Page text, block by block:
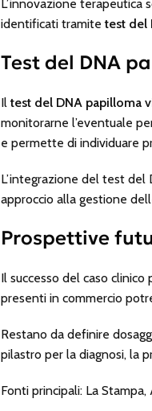
L’innovazione
identificati tramitetest del
Test del DNA
Iltest del DNA papilloma
monitorarne l’eventuale
e permette di individuare
L’integrazione del test del
approccio alla gestione
Prospettive
Il successo del caso
presenti in commercio
Restano da definire
pilastro per la diagnosi, la
Fonti principali: La Stampa,